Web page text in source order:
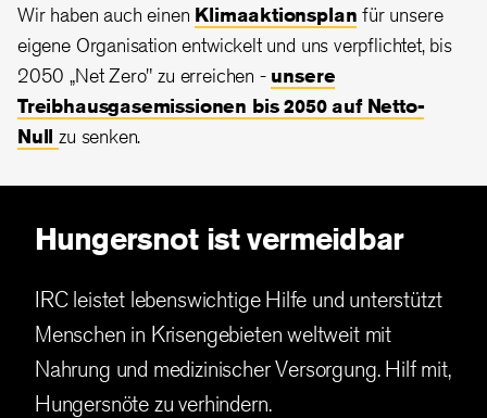
Wir haben auch einen Klimaaktionsplan für unsere
eigene Organisation entwickelt und uns verpflichtet, bis
2050 „Net Zero" zu erreichen - unsere
Treibhausgasemissionen bis 2050 auf Netto-
Nullzu senken.
Hungersnot ist vermeidbar
IRC leistet lebenswichtige Hilfe und unterstützt
Menschen in Krisengebieten weltweit mit
Nahrung und medizinischer Versorgung. Hilf mit,
Hungersnöte zu verhindern.